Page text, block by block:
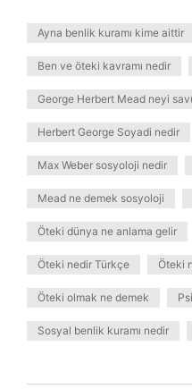
Ayna benlik kuramı kime aittir
Ben ve öteki kavramı nedir
George Herbert Mead neyi
Herbert George Soyadi nedir
Max Weber sosyoloji nedir
Mead ne demek sosyoloji
Öteki dünya ne anlama gelir
Öteki nedir Türkçe Öteki
Öteki olmak ne demek
Sosyal benlik kuramı nedir